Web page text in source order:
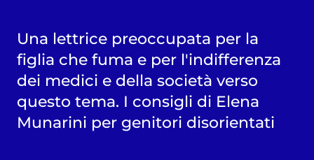
Una lettrice preoccupata per la
figlia che fuma e per l'indifferenza
dei medici e della società verso
questo tema. I consigli di Elena
Munarini per genitori disorientati